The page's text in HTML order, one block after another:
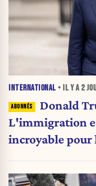
INTERNATIONAL • IL Y A 2
Donald
L'immigration
incroyable pour